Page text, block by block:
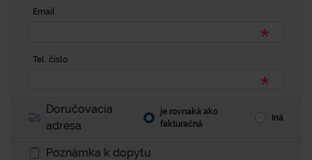
Email
Tel. číslo
Doručovacia
adresa
je rovnaká ako
fakturačná
Iná
Poznámka k dopytu